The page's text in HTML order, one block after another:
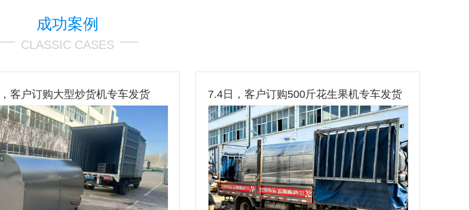
成功案例
CLASSIC CASES
客户订购大型炒货机专车发货 7.4日，客户订购500斤花生果机专车发货